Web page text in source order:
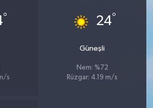
°
s
24°
Güneşli
Nem: %72
Rüzgar: 4.19 m/s